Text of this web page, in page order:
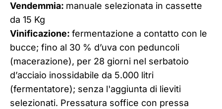
Vendemmia: manuale selezionata in cassette
da 15 Kg
Vinificazione: fermentazione a contatto con le
bucce; fino al 30 % d’uva con peduncoli
(macerazione), per 28 giorni nel serbatoio
d’acciaio inossidabile da 5.000 litri
(fermentatore); senza l'aggiunta di lieviti
selezionati. Pressatura soffice con pressa